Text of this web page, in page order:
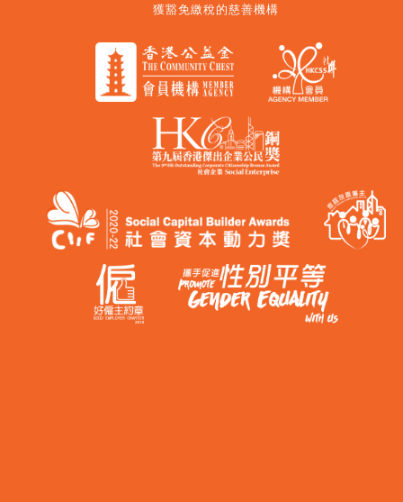
獲豁免繳稅的慈善機構